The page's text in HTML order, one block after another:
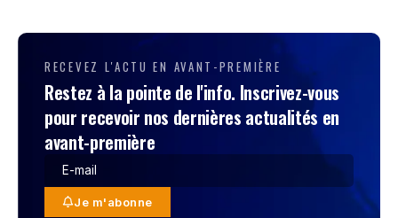
RECEVEZ L'ACTU EN AVANT-PREMIÈRE
Restez à la pointe de l'info. Inscrivez-vous
pour recevoir nos dernières actualités en
avant-première
Je m'abonne